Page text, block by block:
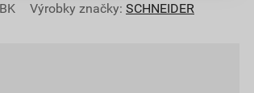
Výrobky značky: SCHNEIDER